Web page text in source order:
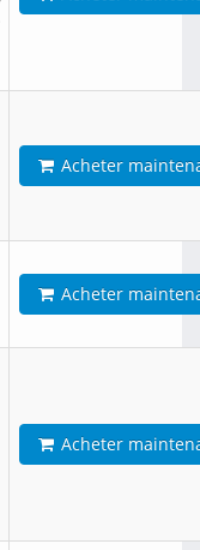
Acheter
Acheter
Acheter